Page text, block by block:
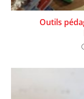
Outils